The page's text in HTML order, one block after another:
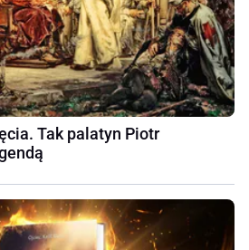
Tak palatyn Piotr